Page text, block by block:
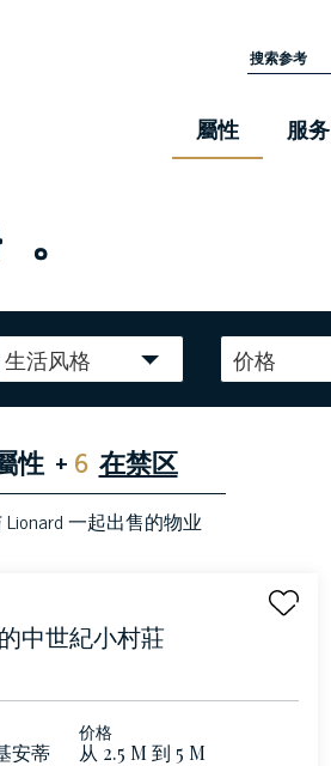
屬性 服务
生活风格 价格
性 + 6 在禁区
Lionard 一起出售的物业
中世紀小村莊
安蒂
价格
从 2.5 M 到 5 M